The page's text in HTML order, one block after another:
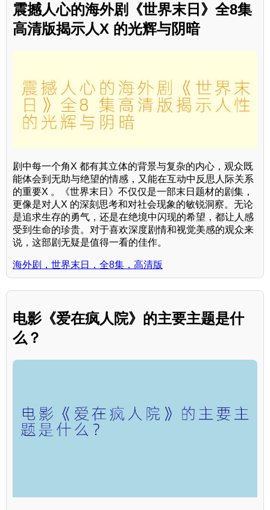
震撼人心的海外剧《世界末日》全8集
高清版揭示人X 的光辉与阴暗
剧中每一个角X 都有其立体的背景与复杂的内心，观众既
能体会到无助与绝望的情感，又能在互动中反思人际关系
的重要X 。《世界末日》不仅仅是一部末日题材的剧集，
更像是对人X 的深刻思考和对社会现象的敏锐洞察。无论
是追求生存的勇气，还是在绝境中闪现的希望，都让人感
受到生命的珍贵。对于喜欢深度剧情和视觉美感的观众来
说，这部剧无疑是值得一看的佳作。
海外剧，世界末日，全8集，高清版
电影《爱在疯人院》的主要主题是什
么？